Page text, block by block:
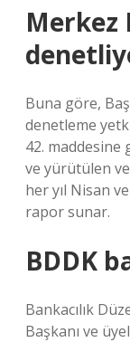
Merkez
Buna göre,
denetleme
42. maddesine
ve yürütülen
her yıl Nisan
rapor sunar.
BDDK
Bankacılık
Başkanı ve